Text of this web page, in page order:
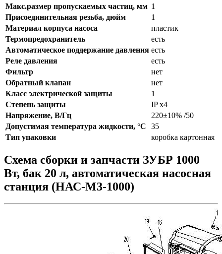
Макс.размер пропускаемых частиц, мм 1
Присоединительная резьба, дюйм
1
Материал корпуса насоса
пластик
Термопредохранитель
есть
Автоматическое поддержание давления есть
Реле давления
есть
Фильтр
нет
Обратный клапан
нет
Класс электрической защиты
1
Степень защиты
IP x4
Напряжение, В/Гц
220±10% /50
Допустимая температура жидкости, °C
35
Тип упаковки
коробка картонная
Схема сборки и запчасти ЗУБР 1000
Вт, бак 20 л, автоматическая насосная
станция (НАС-М3-1000)